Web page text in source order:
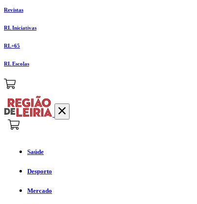
Revistas
RL Iniciativas
RL+65
RL Escolas
Saúde
Desporto
Mercado